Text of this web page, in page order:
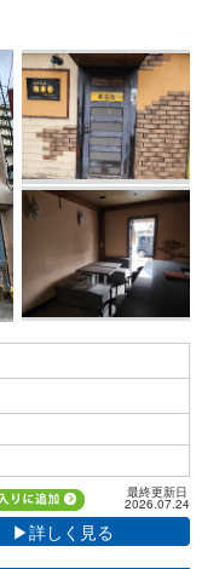
最終更新日
2026.07.24
▶詳しく見る